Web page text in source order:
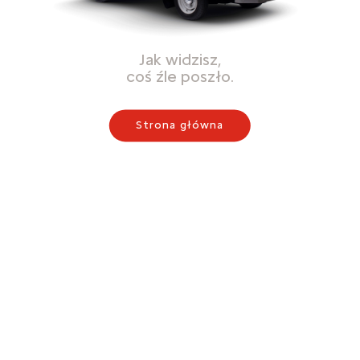
Jak widzisz,
coś źle poszło.
Strona główna